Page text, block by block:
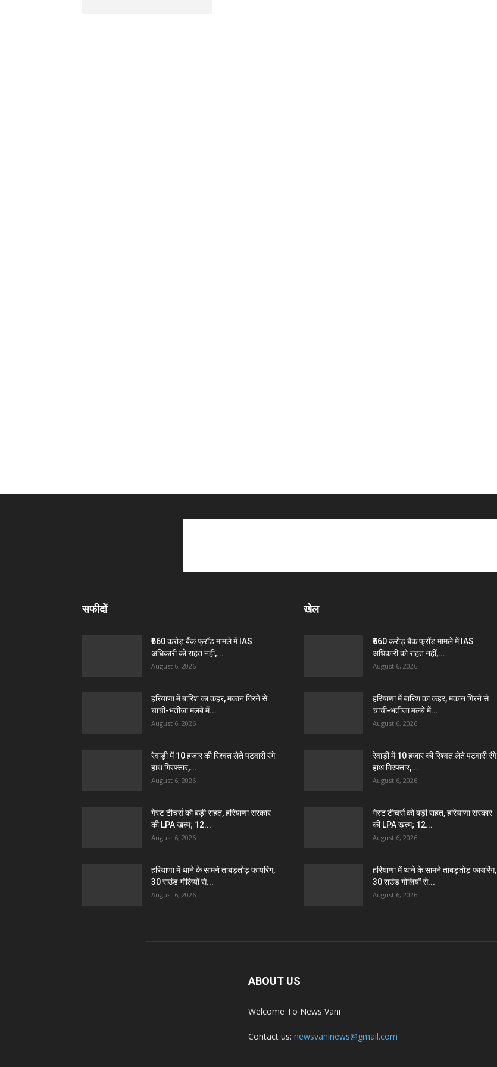
सफीदों
₹560 करोड़ बैंक फ्रॉड मामले में IAS
अधिकारी को राहत नहीं,...
August 6, 2026
हरियाणा में बारिश का कहर, मकान गिरने से
चाची-भतीजा मलबे में...
August 6, 2026
रेवाड़ी में 10 हजार की रिश्वत लेते पटवारी रंगे
हाथ गिरफ्तार,...
August 6, 2026
गेस्ट टीचर्स को बड़ी राहत, हरियाणा सरकार
की LPA खत्म; 12...
August 6, 2026
हरियाणा में थाने के सामने ताबड़तोड़ फायरिंग,
30 राउंड गोलियों से...
August 6, 2026
खेल
₹560 करोड़ बैंक फ्रॉड मामले में IAS
अधिकारी को राहत नहीं,...
August 6, 2026
हरियाणा में बारिश का कहर, मकान गिरने से
चाची-भतीजा मलबे में...
August 6, 2026
रेवाड़ी में 10 हजार की रिश्वत लेते पटवारी रंगे
हाथ गिरफ्तार,...
August 6, 2026
गेस्ट टीचर्स को बड़ी राहत, हरियाणा सरकार
की LPA खत्म; 12...
August 6, 2026
हरियाणा में थाने के सामने ताबड़तोड़ फायरिंग,
30 राउंड गोलियों से...
August 6, 2026
ABOUT US
Welcome To News Vani
Contact us: newsvaninews@gmail.com